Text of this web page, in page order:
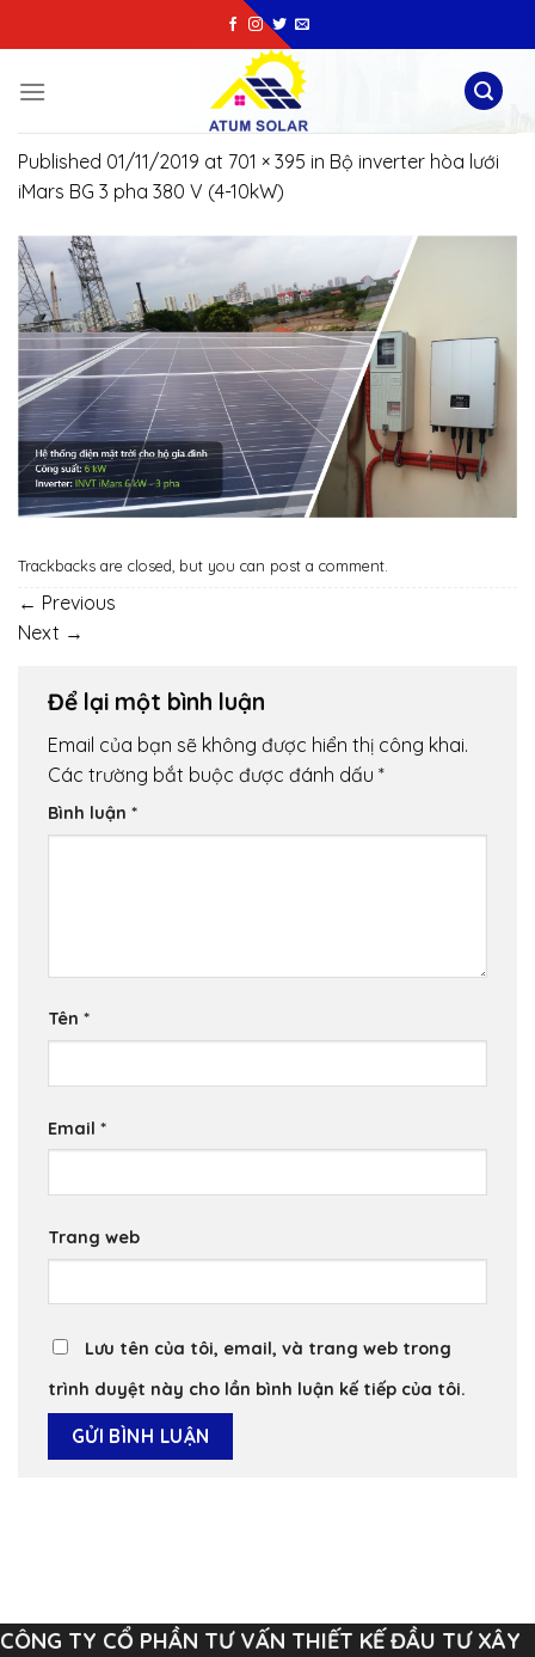
to
Published 01/11/2019 at 701 × 395 in Bộ inverter hòa lưới
iMars BG 3 pha 380 V (4-10kW)
Trackbacks are closed, but you can post a comment
← Previous
Next →
Để lại một bình luận
Email của bạn sẽ không được hiển thị công khai.
Các trường bắt buộc được đánh dấu *
Bình luận *
Tên *
Email *
Trang web
Lưu tên của tôi, email, và trang web trong
trình duyệt này cho lần bình luận kế tiếp của tôi.
CÔNG TY CỔ PHẦN TƯ VẤN THIẾT KẾ ĐẦU TƯ XÂY